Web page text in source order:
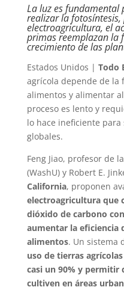
La luz es fundamental
realizar la
electroagricultura, el
primas reemplazan la
crecimiento de las
Estados Unidos | Todo
agrícola depende de la
alimentos y alimentar
proceso es lento y
lo hace ineficiente
globales.
Feng Jiao, profesor de la
(WashU) y Robert E.
California, proponen
electroagricultura que
dióxido de carbono
aumentar la eficiencia
alimentos. Un sistema
uso de tierras
casi un 90% y permitir
cultiven en áreas